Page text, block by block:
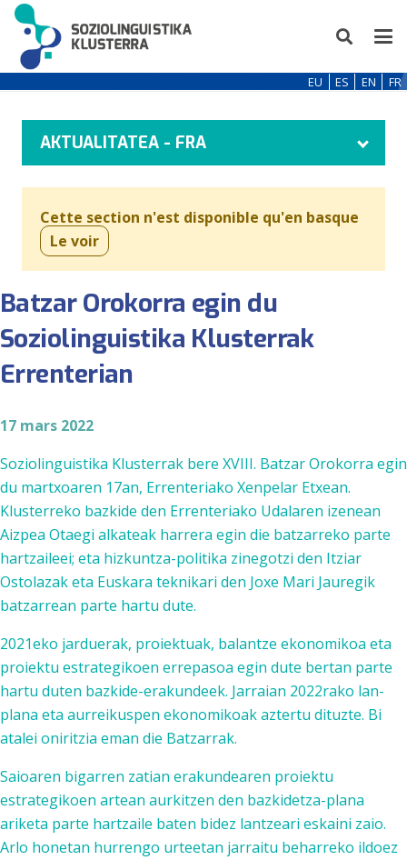
EU ES EN FR
AKTUALITATEA - FRA
Cette section n'est disponible qu'en basque
Le voir
Batzar Orokorra egin du
Soziolinguistika Klusterrak
Errenterian
17 mars 2022
Soziolinguistika Klusterrak bere XVIII. Batzar Orokorra egin
du martxoaren 17an, Errenteriako Xenpelar Etxean.
Klusterreko bazkide den Errenteriako Udalaren izenean
Aizpea Otaegi alkateak harrera egin die batzarreko parte
hartzaileei; eta hizkuntza-politika zinegotzi den Itziar
Ostolazak eta Euskara teknikari den Joxe Mari Jauregik
batzarrean parte hartu dute.
2021eko jarduerak, proiektuak, balantze ekonomikoa eta
proiektu estrategikoen errepasoa egin dute bertan parte
hartu duten bazkide-erakundeek. Jarraian 2022rako lan-
plana eta aurreikuspen ekonomikoak aztertu dituzte. Bi
atalei oniritzia eman die Batzarrak.
Saioaren bigarren zatian erakundearen proiektu
estrategikoen artean aurkitzen den bazkidetza-plana
ariketa parte hartzaile baten bidez lantzeari eskaini zaio.
Arlo honetan hurrengo urteetan jarraitu beharreko ildoez